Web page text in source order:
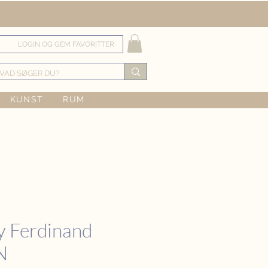
LOGIN OG GEM FAVORITTER
KUNST RUM
Ferdinand